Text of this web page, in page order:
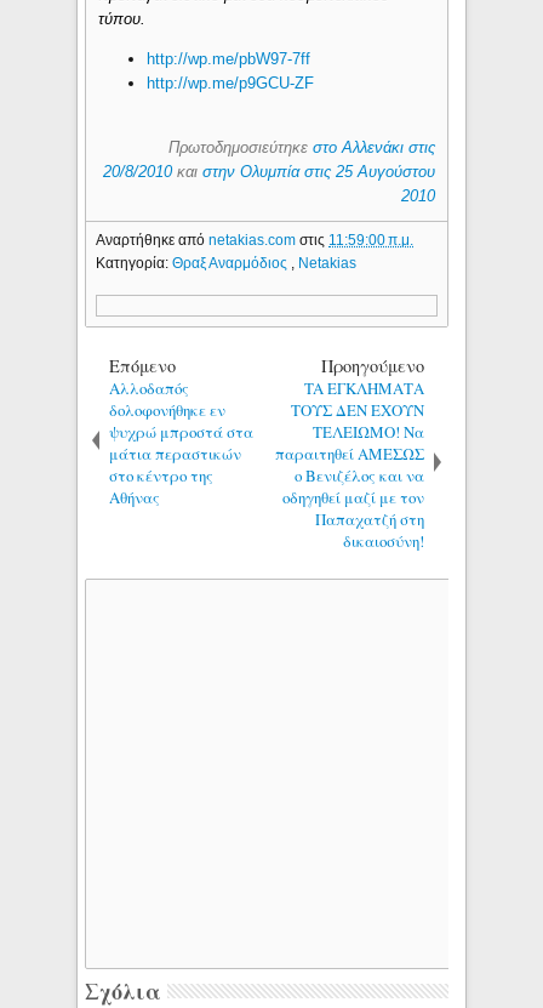
τύπου.
http://wp.me/pbW97-7ff
http://wp.me/p9GCU-ZF
Πρωτοδημοσιεύτηκεστο Αλλενάκι στις
20/8/2010καιστην Ολυμπία στις 25 Αυγούστου
2010
Αναρτήθηκε απόnetakias.comστις 11:59:00 π.μ.
Κατηγορία:Θραξ Αναρμόδιος Netakias
Επόμενο
Αλλοδαπός
δολοφονήθηκε εν
ψυχρώ μπροστά στα
μάτια περαστικών
στο κέντρο της
Αθήνας
Προηγούμενο
TA EΓΚΛΗΜΑΤΑ
ΤΟΥΣ ΔΕΝ ΕΧΟΥΝ
ΤΕΛΕΙΩΜΟ! Να
παραιτηθεί ΑΜΕΣΩΣ
ο Βενιζέλος και να
οδηγηθεί μαζί με τον
Παπαχατζή στη
δικαιοσύνη!
Σχόλια